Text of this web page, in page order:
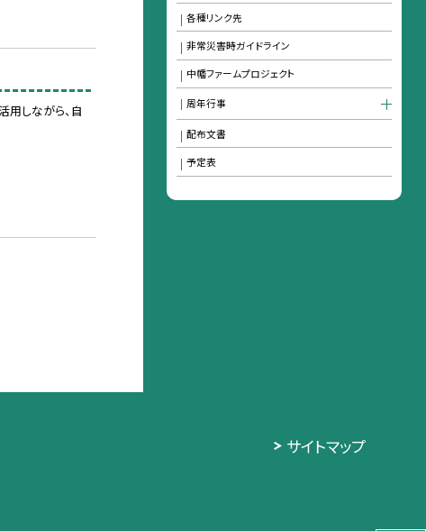
用しながら、自
各種リンク先
非常災害時ガイドライン
中幡ファームプロジェクト
周年行事
配布文書
予定表
サイトマップ